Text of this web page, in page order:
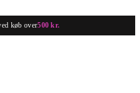
køb over500 kr.